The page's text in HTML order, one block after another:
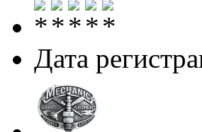
Дата